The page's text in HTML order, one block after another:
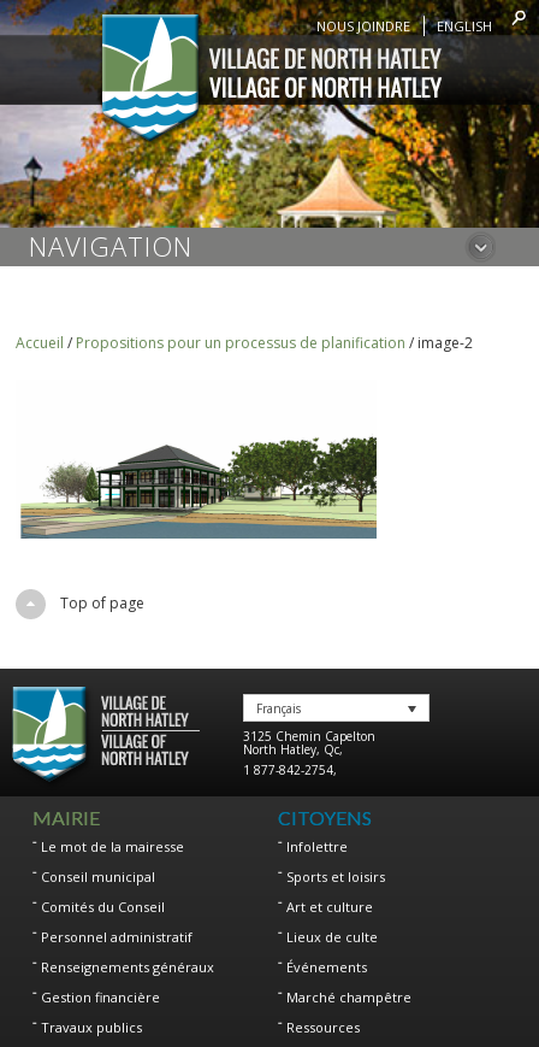
NOUS JOINDRE ENGLISH
NAVIGATION
Accueil / Propositions pour un processus de planification / image-2
Top of page
Français
3125 Chemin Capelton
North Hatley, Qc,
1 877-842-2754,
MAIRIE
Le mot de la mairesse
Conseil municipal
Comités du Conseil
Personnel administratif
Renseignements généraux
Gestion financière
Travaux publics
CITOYENS
Infolettre
Sports et loisirs
Art et culture
Lieux de culte
Événements
Marché champêtre
Ressources